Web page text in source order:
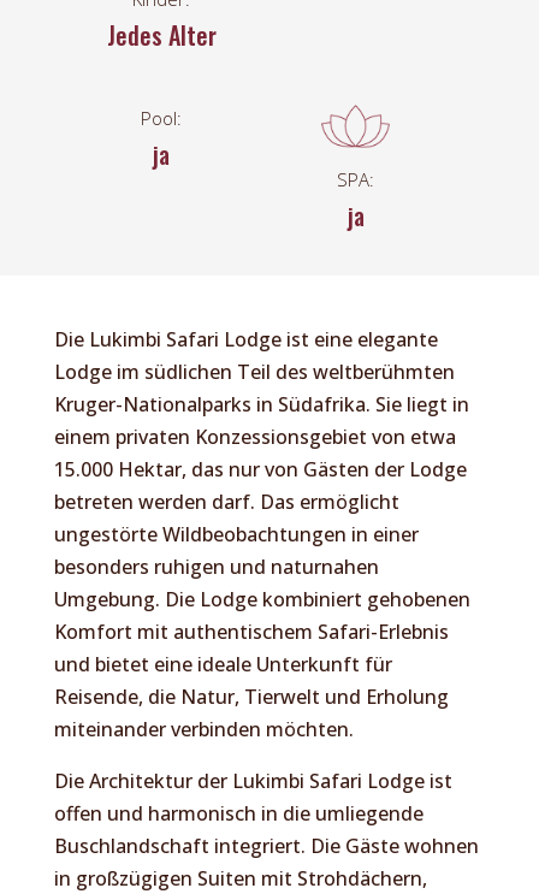
Jedes Alter
Pool:
ja
SPA:
ja
Die Lukimbi Safari Lodge ist eine elegante
Lodge im südlichen Teil des weltberühmten
Kruger-Nationalparks in Südafrika. Sie liegt in
einem privaten Konzessionsgebiet von etwa
15.000 Hektar, das nur von Gästen der Lodge
betreten werden darf. Das ermöglicht
ungestörte Wildbeobachtungen in einer
besonders ruhigen und naturnahen
Umgebung. Die Lodge kombiniert gehobenen
Komfort mit authentischem Safari-Erlebnis
und bietet eine ideale Unterkunft für
Reisende, die Natur, Tierwelt und Erholung
miteinander verbinden möchten.
Die Architektur der Lukimbi Safari Lodge ist
offen und harmonisch in die umliegende
Buschlandschaft integriert. Die Gäste wohnen
in großzügigen Suiten mit Strohdächern,